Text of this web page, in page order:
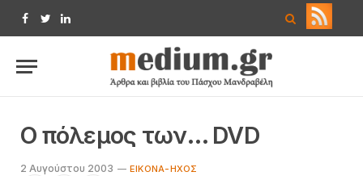
Facebook
TwitterLinkedIn
O πόλεμος των… DVD
2 Αυγούστου 2003 ΕΙΚΌΝΑ-ΉΧΟΣ